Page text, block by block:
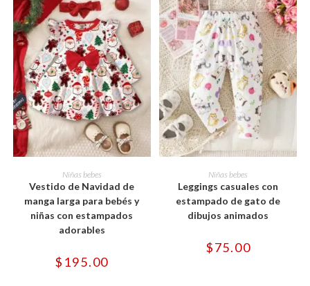
SELECCIONAR OPCIONES
Este
producto
tiene
múltiples
variantes.
Las
opciones
se
en
la
Niñas bebes
Vestido de Navidad de
manga larga para bebés y
niñas con estampados
adorables
$ 195.00
SELECCIONAR OPCIONES
Este
producto
tiene
múltiples
variantes.
opciones
elegir
Niñas bebes
Leggings casuales con
estampado de gato de
dibujos animados
$75.00